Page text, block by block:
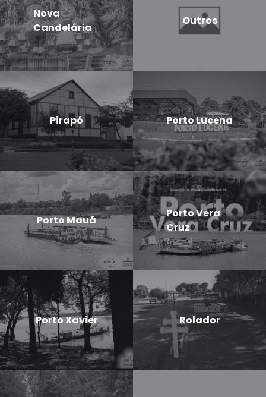
Nova
Candelária
Outros
Pirapó Porto Lucena
Porto Mauá
Porto Vera
Cruz
Porto Xavier Rolador